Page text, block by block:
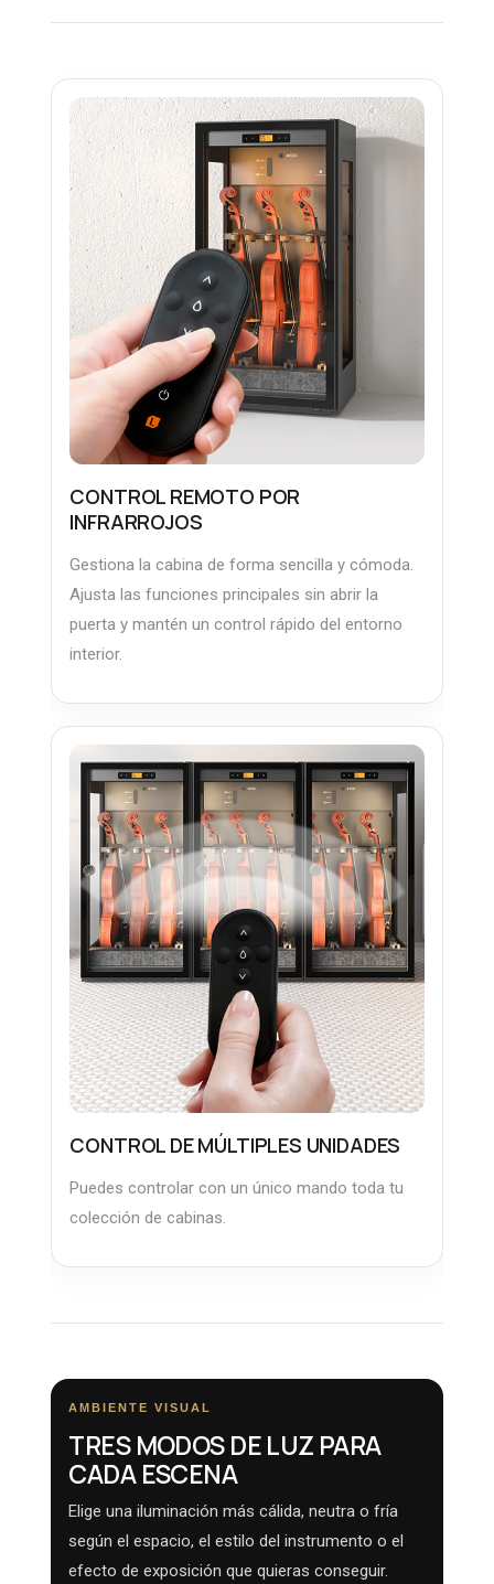
CONTROL REMOTO POR
INFRARROJOS
Gestiona la cabina de forma sencilla y cómoda.
Ajusta las funciones principales sin abrir la
puerta y mantén un control rápido del entorno
interior.
CONTROL DE MÚLTIPLES UNIDADES
Puedes controlar con un único mando toda tu
colección de cabinas.
AMBIENTE VISUAL
TRES MODOS DE LUZ PARA
CADA ESCENA
Elige una iluminación más cálida, neutra o fría
según el espacio, el estilo del instrumento o el
efecto de exposición que quieras conseguir.